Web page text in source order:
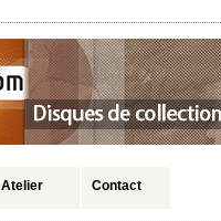
Atelier Contact